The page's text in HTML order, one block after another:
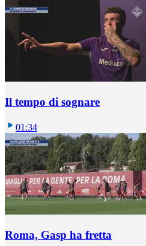
Il tempo di sognare
01:34
Roma, Gasp ha fretta